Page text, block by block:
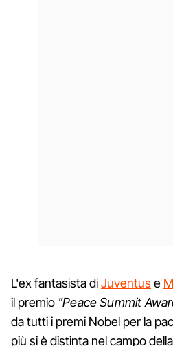
L'ex fantasista diJuventus e
il premio "Peace Summit
da tutti i premi Nobel per la
più si è distinta nel campo